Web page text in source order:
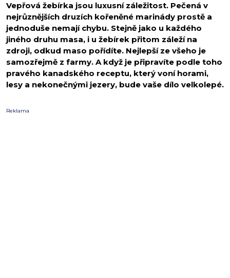
Vepřová žebírka jsou luxusní záležitost. Pečená v
nejrůznějších druzích kořeněné marinády prostě a
jednoduše nemají chybu. Stejně jako u každého
jiného druhu masa, i u žebírek přitom záleží na
zdroji, odkud maso pořídíte. Nejlepší ze všeho je
samozřejmě z farmy. A když je připravíte podle toho
pravého kanadského receptu, který voní horami,
lesy a nekonečnými jezery, bude vaše dílo velkolepé.
Reklama